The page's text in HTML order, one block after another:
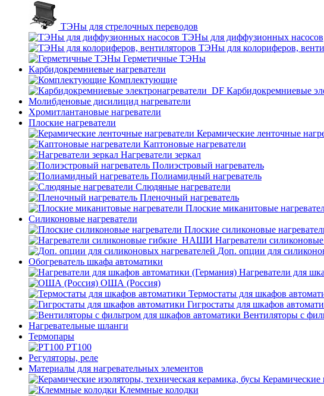
ТЭНы для стрелочных переводов
ТЭНы для диффузионных насосов
ТЭНы для колориферов,
Герметичные ТЭНы
Карбидокремниевые нагреватели
Комплектующие
Карбидокремниевые
Молибденовые дисилицид нагреватели
Хромитлантановые нагреватели
Плоские нагреватели
Керамические ленточные
Каптоновые нагреватели
Нагреватели зеркал
Полиэстровый нагреватель
Полиамидный нагреватель
Слюдяные нагреватели
Пленочный нагреватель
Плоские миканитовые
Силиконовые нагреватели
Плоские силиконовые
Нагреватели
Доп. опции для
Обогреватель шкафа автоматики
Нагреватели для
ОША (Россия)
Термостаты для шкафов
Гигростаты для шкафов
Вентиляторы с
Нагревательные шланги
Термопары
PT100
Регуляторы, реле
Материалы для нагревательных элементов
Керамические
Клеммные колодки